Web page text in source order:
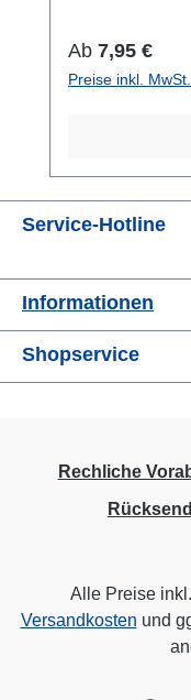
Regulärer
Ab 7,95 €
Preise inkl.
Service-Hotline
Informationen
Shopservice
Rechliche
Alle Preise
Versandkosten und